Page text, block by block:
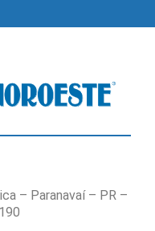
– Paranavaí – PR –